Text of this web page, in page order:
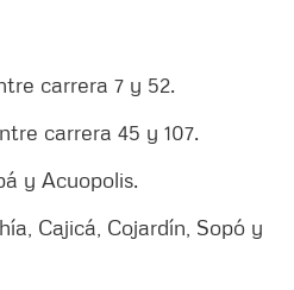
carrera 7 y 52.
carrera 45 y 107.
y Acuopolis.
Cajicá, Cojardín, Sopó y